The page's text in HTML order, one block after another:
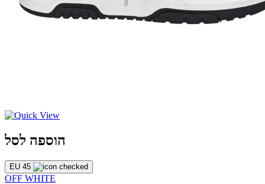
הוספה לסל
EU 45
OFF WHITE